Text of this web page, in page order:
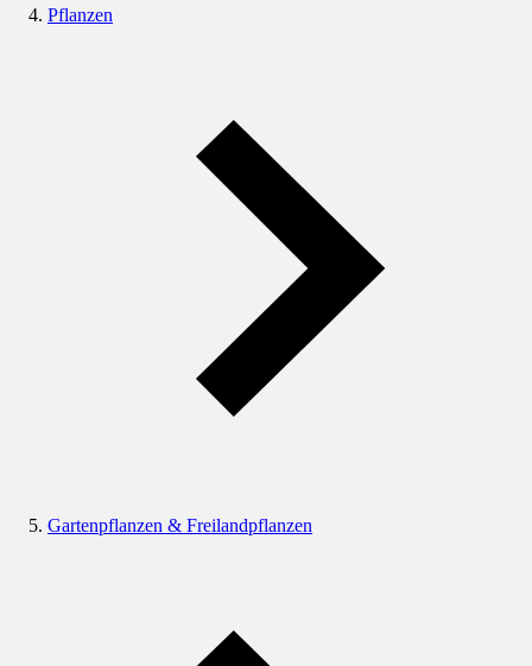
Pflanzen
Gartenpflanzen & Freilandpflanzen